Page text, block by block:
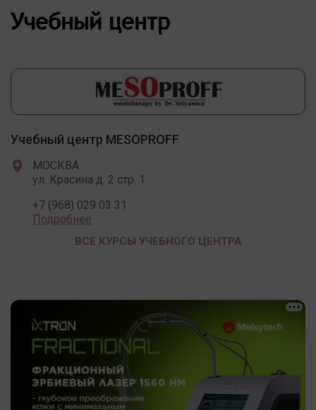
Учебный центр
Учебный центр MESOPROFF
МОСКВА
ул. Красина д. 2 стр. 1
+7 (968) 029 03 31
Подробнее
ВСЕ КУРСЫ УЧЕБНОГО ЦЕНТРА